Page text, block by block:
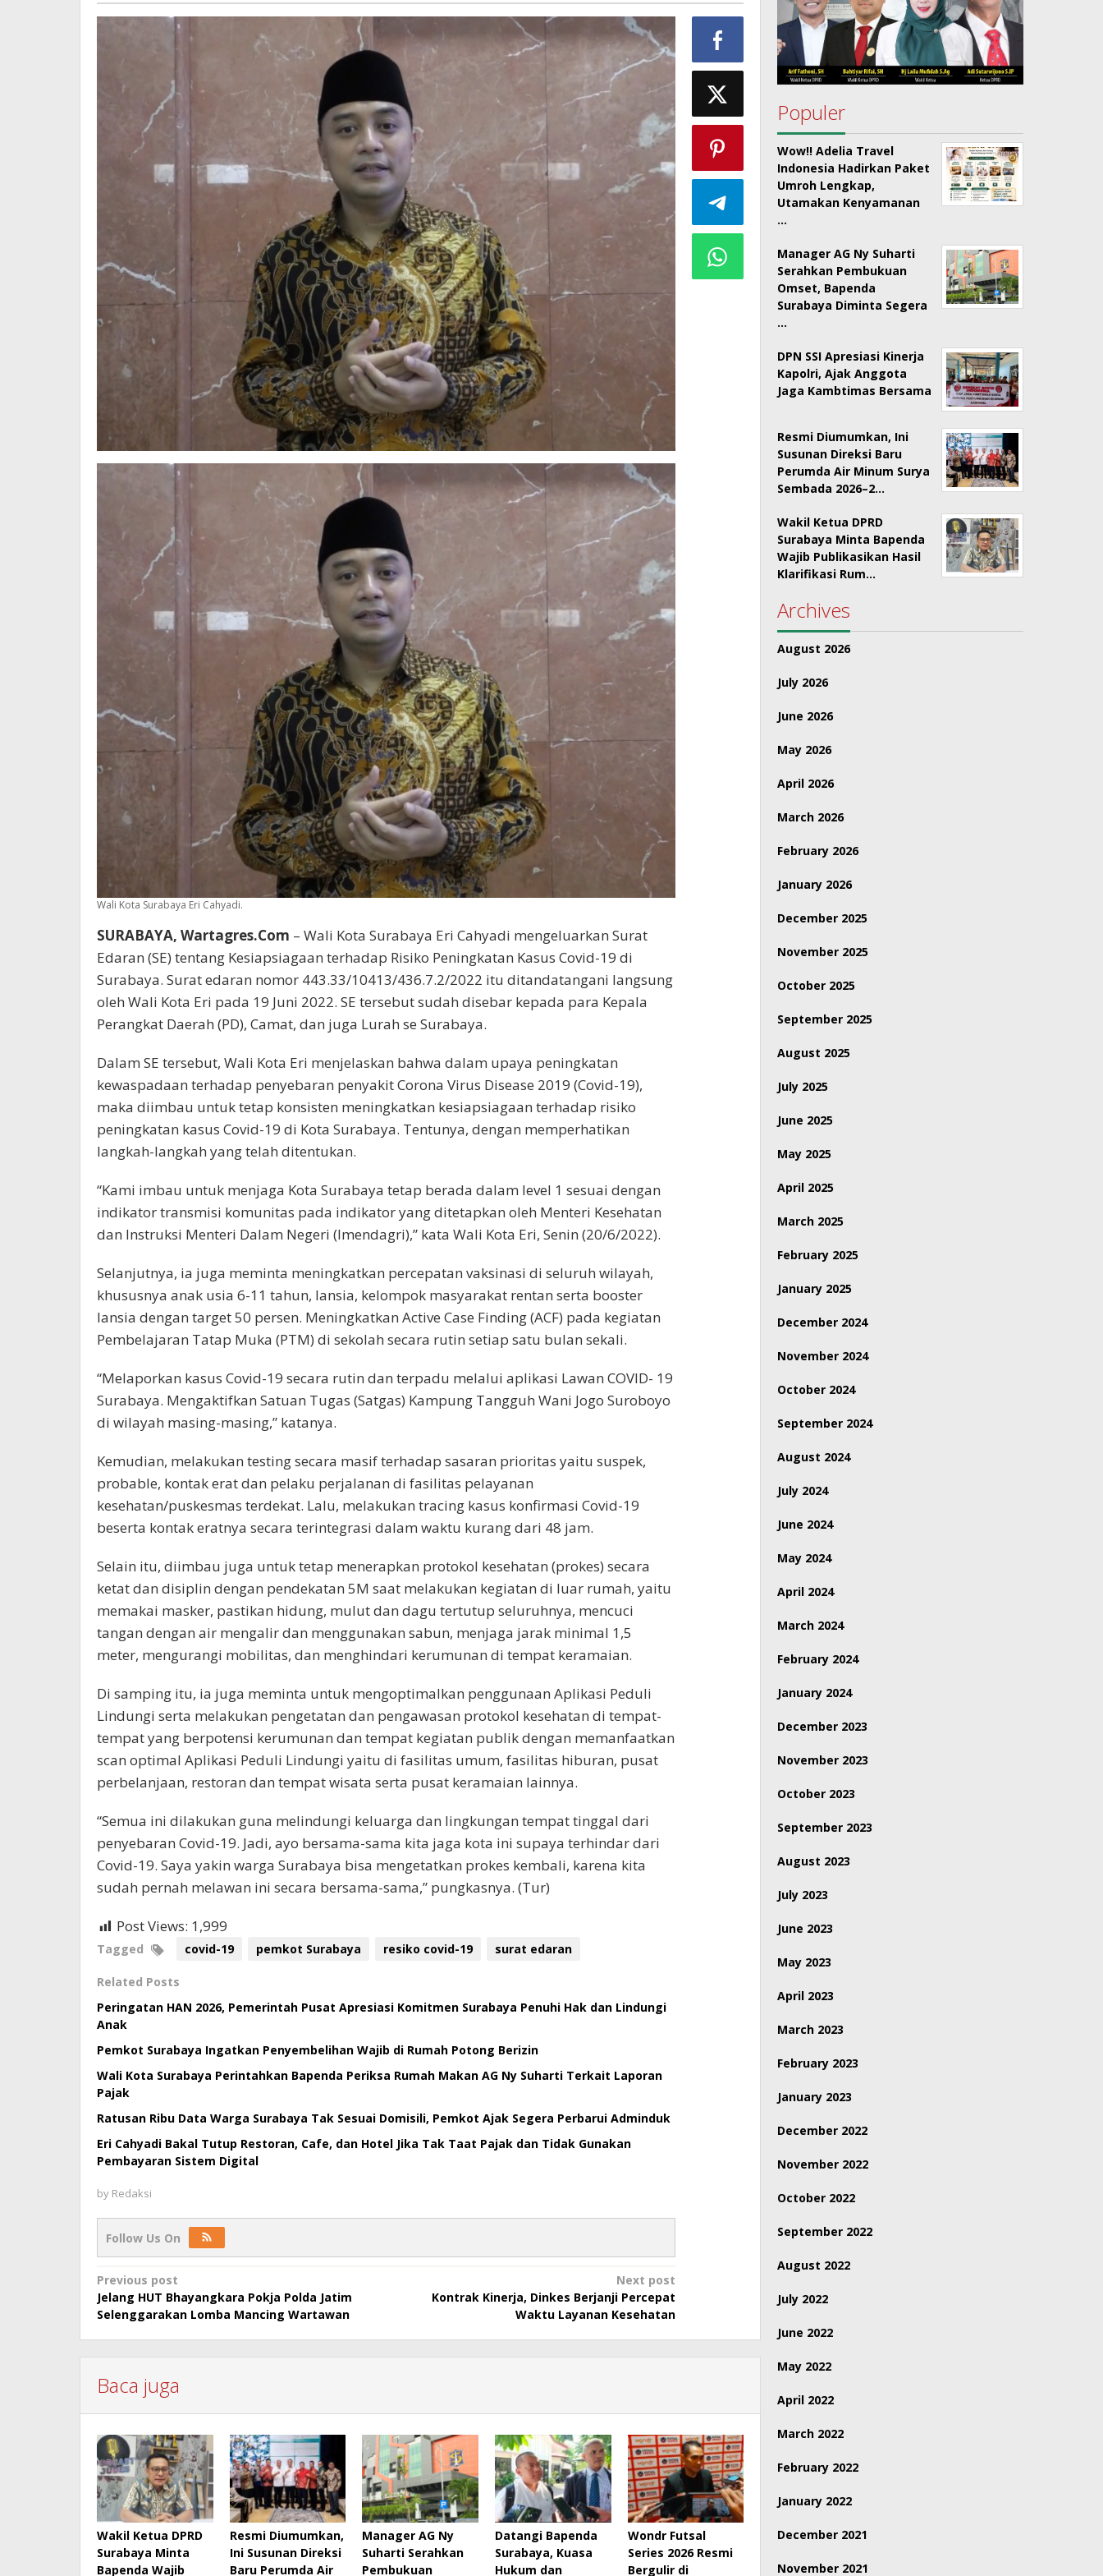
Wali Kota Surabaya Eri Cahyadi.
SURABAYA, Wartagres.Com – Wali Kota Surabaya Eri Cahyadi mengeluarkan Surat
Edaran (SE) tentang Kesiapsiagaan terhadap Risiko Peningkatan Kasus Covid-19 di
Surabaya. Surat edaran nomor 443.33/10413/436.7.2/2022 itu ditandatangani langsung
oleh Wali Kota Eri pada 19 Juni 2022. SE tersebut sudah disebar kepada para Kepala
Perangkat Daerah (PD), Camat, dan juga Lurah se Surabaya.
Dalam SE tersebut, Wali Kota Eri menjelaskan bahwa dalam upaya peningkatan
kewaspadaan terhadap penyebaran penyakit Corona Virus Disease 2019 (Covid-19),
maka diimbau untuk tetap konsisten meningkatkan kesiapsiagaan terhadap risiko
peningkatan kasus Covid-19 di Kota Surabaya. Tentunya, dengan memperhatikan
langkah-langkah yang telah ditentukan.
“Kami imbau untuk menjaga Kota Surabaya tetap berada dalam level 1 sesuai dengan
indikator transmisi komunitas pada indikator yang ditetapkan oleh Menteri Kesehatan
dan Instruksi Menteri Dalam Negeri (Imendagri),” kata Wali Kota Eri, Senin (20/6/2022).
Selanjutnya, ia juga meminta meningkatkan percepatan vaksinasi di seluruh wilayah,
khususnya anak usia 6-11 tahun, lansia, kelompok masyarakat rentan serta booster
lansia dengan target 50 persen. Meningkatkan Active Case Finding (ACF) pada kegiatan
Pembelajaran Tatap Muka (PTM) di sekolah secara rutin setiap satu bulan sekali.
“Melaporkan kasus Covid-19 secara rutin dan terpadu melalui aplikasi Lawan COVID- 19
Surabaya. Mengaktifkan Satuan Tugas (Satgas) Kampung Tangguh Wani Jogo Suroboyo
di wilayah masing-masing,” katanya.
Kemudian, melakukan testing secara masif terhadap sasaran prioritas yaitu suspek,
probable, kontak erat dan pelaku perjalanan di fasilitas pelayanan
kesehatan/puskesmas terdekat. Lalu, melakukan tracing kasus konfirmasi Covid-19
beserta kontak eratnya secara terintegrasi dalam waktu kurang dari 48 jam.
Selain itu, diimbau juga untuk tetap menerapkan protokol kesehatan (prokes) secara
ketat dan disiplin dengan pendekatan 5M saat melakukan kegiatan di luar rumah, yaitu
memakai masker, pastikan hidung, mulut dan dagu tertutup seluruhnya, mencuci
tangan dengan air mengalir dan menggunakan sabun, menjaga jarak minimal 1,5
meter, mengurangi mobilitas, dan menghindari kerumunan di tempat keramaian.
Di samping itu, ia juga meminta untuk mengoptimalkan penggunaan Aplikasi Peduli
Lindungi serta melakukan pengetatan dan pengawasan protokol kesehatan di tempat-
tempat yang berpotensi kerumunan dan tempat kegiatan publik dengan memanfaatkan
scan optimal Aplikasi Peduli Lindungi yaitu di fasilitas umum, fasilitas hiburan, pusat
perbelanjaan, restoran dan tempat wisata serta pusat keramaian lainnya.
“Semua ini dilakukan guna melindungi keluarga dan lingkungan tempat tinggal dari
penyebaran Covid-19. Jadi, ayo bersama-sama kita jaga kota ini supaya terhindar dari
Covid-19. Saya yakin warga Surabaya bisa mengetatkan prokes kembali, karena kita
sudah pernah melawan ini secara bersama-sama,” pungkasnya. (Tur)
Post Views: 1,999
Tagged covid-19 pemkot Surabaya resiko covid-19 surat edaran
Related Posts
Peringatan HAN 2026, Pemerintah Pusat Apresiasi Komitmen Surabaya Penuhi Hak dan Lindungi
Anak
Pemkot Surabaya Ingatkan Penyembelihan Wajib di Rumah Potong Berizin
Wali Kota Surabaya Perintahkan Bapenda Periksa Rumah Makan AG Ny Suharti Terkait Laporan
Pajak
Ratusan Ribu Data Warga Surabaya Tak Sesuai Domisili, Pemkot Ajak Segera Perbarui Adminduk
Eri Cahyadi Bakal Tutup Restoran, Cafe, dan Hotel Jika Tak Taat Pajak dan Tidak Gunakan
Pembayaran Sistem Digital
by Redaksi
Follow Us On
Post
navigation
Previous post
Jelang HUT Bhayangkara Pokja Polda Jatim
Selenggarakan Lomba Mancing Wartawan
Next post
Kontrak Kinerja, Dinkes Berjanji Percepat
Waktu Layanan Kesehatan
Baca juga
Wakil Ketua DPRD
Surabaya Minta
Bapenda Wajib
Resmi Diumumkan,
Ini Susunan Direksi
Baru Perumda Air
Manager AG Ny
Suharti Serahkan
Pembukuan
Datangi Bapenda
Surabaya, Kuasa
Hukum dan
Wondr Futsal
Series 2026 Resmi
Bergulir di
Populer
Wow!! Adelia Travel
Indonesia Hadirkan Paket
Umroh Lengkap,
Utamakan Kenyamanan
…
Manager AG Ny Suharti
Serahkan Pembukuan
Omset, Bapenda
Surabaya Diminta Segera
…
DPN SSI Apresiasi Kinerja
Kapolri, Ajak Anggota
Jaga Kambtimas Bersama
Resmi Diumumkan, Ini
Susunan Direksi Baru
Perumda Air Minum Surya
Sembada 2026–2…
Wakil Ketua DPRD
Surabaya Minta Bapenda
Wajib Publikasikan Hasil
Klarifikasi Rum…
Archives
August 2026
July 2026
June 2026
May 2026
April 2026
March 2026
February 2026
January 2026
December 2025
November 2025
October 2025
September 2025
August 2025
July 2025
June 2025
May 2025
April 2025
March 2025
February 2025
January 2025
December 2024
November 2024
October 2024
September 2024
August 2024
July 2024
June 2024
May 2024
April 2024
March 2024
February 2024
January 2024
December 2023
November 2023
October 2023
September 2023
August 2023
July 2023
June 2023
May 2023
April 2023
March 2023
February 2023
January 2023
December 2022
November 2022
October 2022
September 2022
August 2022
July 2022
June 2022
May 2022
April 2022
March 2022
February 2022
January 2022
December 2021
November 2021